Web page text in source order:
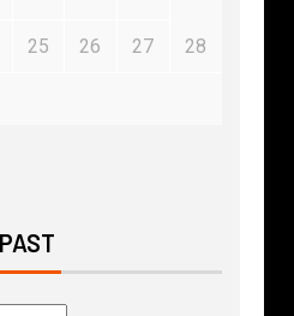
25 26 27 28